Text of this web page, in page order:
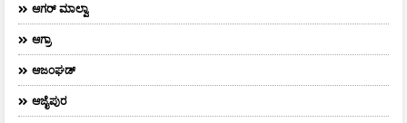
ಆಗರ್‌ ಮಾಲ್ವಾ
ಆಗ್ರಾ
ಆಜಂಘಡ್
ಆಜೈಪುರ